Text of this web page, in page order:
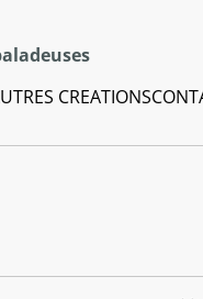
CREATIONS